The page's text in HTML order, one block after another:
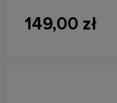
149,00 zł